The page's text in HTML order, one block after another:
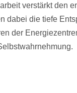
verstärkt den
dabei die tiefe
der